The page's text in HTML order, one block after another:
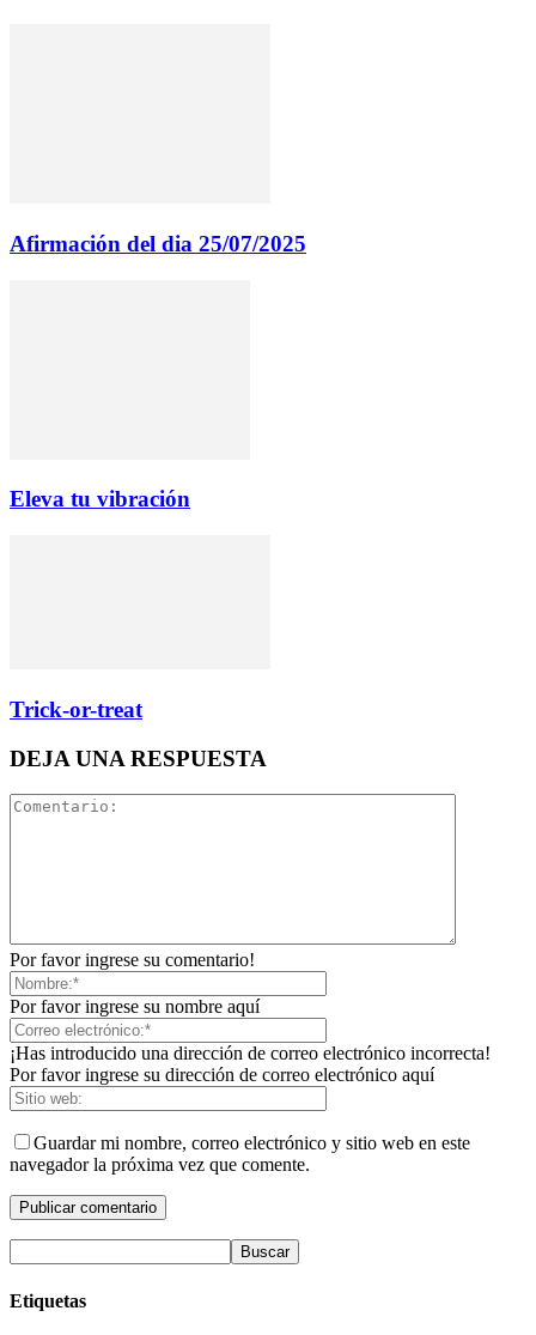
Afirmación del dia 25/07/2025
Eleva tu vibración
Trick-or-treat
DEJA UNA RESPUESTA
Por favor ingrese su comentario!
Por favor ingrese su nombre aquí
¡Has introducido una dirección de correo electrónico incorrecta!
Por favor ingrese su dirección de correo electrónico aquí
Guardar mi nombre, correo electrónico y sitio web en este
navegador la próxima vez que comente.
Etiquetas